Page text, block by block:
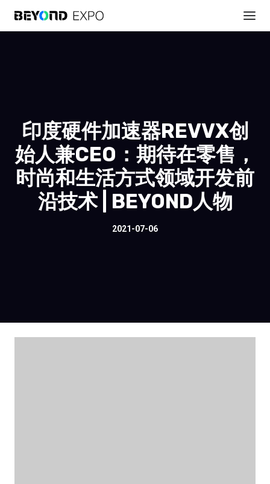
印度硬件加速器REVVX创
始人兼CEO：期待在零售，
时尚和生活方式领域开发前
沿技术 | BEYOND人物
2021-07-06